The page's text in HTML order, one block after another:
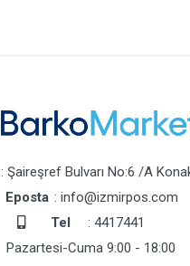
: Şaireşref Bulvarı No:6 /A
Eposta : info@izmirpos.com
Tel
: 4417441
Pazartesi-Cuma 9:00 - 18:00